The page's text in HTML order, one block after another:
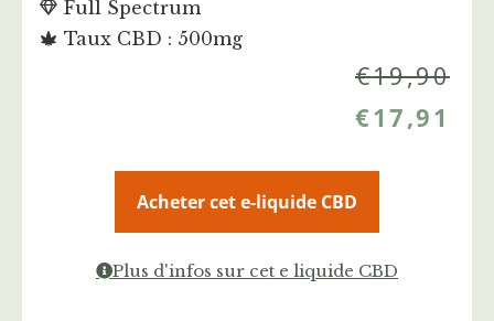
Full Spectrum
Taux CBD : 500mg
€19,90
€17,91
Acheter cet e-liquide CBD
Plus d'infos sur cet e liquide CBD